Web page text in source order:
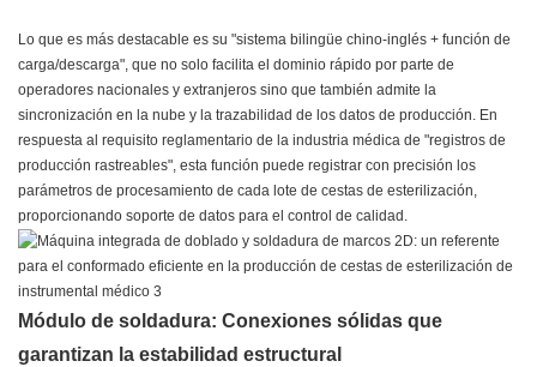
Lo que es más destacable es su "sistema bilingüe chino-inglés + función de
carga/descarga", que no solo facilita el dominio rápido por parte de
operadores nacionales y extranjeros sino que también admite la
sincronización en la nube y la trazabilidad de los datos de producción. En
respuesta al requisito reglamentario de la industria médica de "registros de
producción rastreables", esta función puede registrar con precisión los
parámetros de procesamiento de cada lote de cestas de esterilización,
proporcionando soporte de datos para el control de calidad.
Módulo de soldadura: Conexiones sólidas que
garantizan la estabilidad estructural